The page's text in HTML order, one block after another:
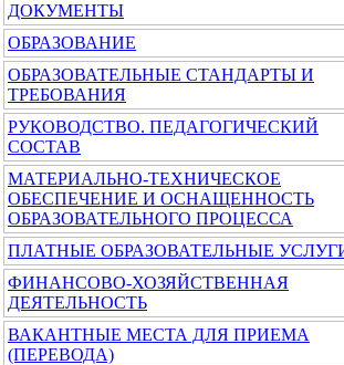
ДОКУМЕНТЫ
ОБРАЗОВАНИЕ
ОБРАЗОВАТЕЛЬНЫЕ СТАНДАРТЫ И
ТРЕБОВАНИЯ
РУКОВОДСТВО. ПЕДАГОГИЧЕСКИЙ
СОСТАВ
МАТЕРИАЛЬНО-ТЕХНИЧЕСКОЕ
ОБЕСПЕЧЕНИЕ И ОСНАЩЕННОСТЬ
ОБРАЗОВАТЕЛЬНОГО ПРОЦЕССА
ПЛАТНЫЕ ОБРАЗОВАТЕЛЬНЫЕ
ФИНАНСОВО-ХОЗЯЙСТВЕННАЯ
ДЕЯТЕЛЬНОСТЬ
ВАКАНТНЫЕ МЕСТА ДЛЯ ПРИЕМА
(ПЕРЕВОДА)